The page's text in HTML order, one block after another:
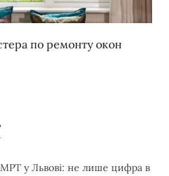
по ремонту окон
МРТ у Львові: не лише цифра в